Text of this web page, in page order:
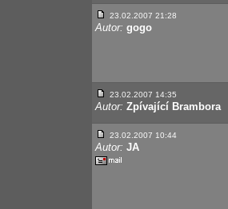
23.02.2007 21:28
Autor: gogo
23.02.2007 14:35
Autor: Zpívající Brambora
23.02.2007 10:44
Autor: JA